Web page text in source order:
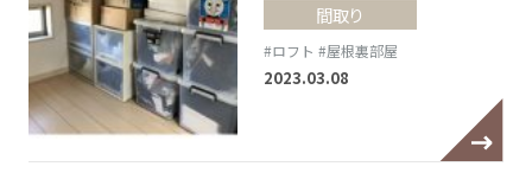
間取り
#ロフト #屋根裏部屋
2023.03.08